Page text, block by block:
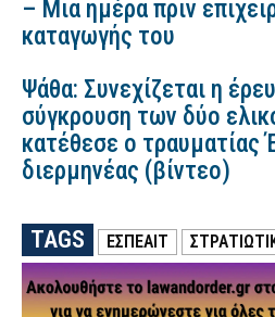
– Μια ημέρα πριν
καταγωγής του
Ψάθα: Συνεχίζεται η
σύγκρουση των δύο
κατέθεσε ο τραυματίας
διερμηνέας (βίντεο)
TAGS ΕΣΠΕΑΙΤ